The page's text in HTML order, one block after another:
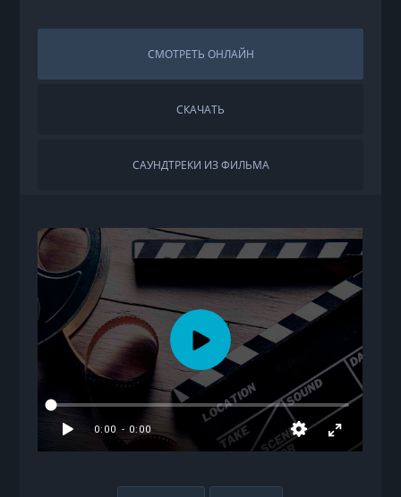
СМОТРЕТЬ ОНЛАЙН
СКАЧАТЬ
САУНДТРЕКИ ИЗ ФИЛЬМА